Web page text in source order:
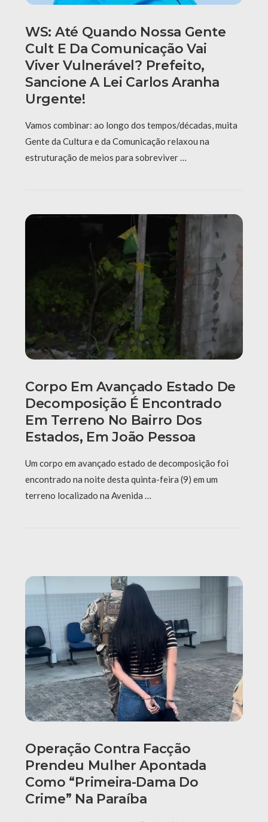
WS: Até Quando Nossa Gente
Cult E Da Comunicação Vai
Viver Vulnerável? Prefeito,
Sancione A Lei Carlos Aranha
Urgente!
Vamos combinar: ao longo dos tempos/décadas, muita
Gente da Cultura e da Comunicação relaxou na
estruturação de meios para sobreviver …
Corpo Em Avançado Estado De
Decomposição É Encontrado
Em Terreno No Bairro Dos
Estados, Em João Pessoa
Um corpo em avançado estado de decomposição foi
encontrado na noite desta quinta-feira (9) em um
terreno localizado na Avenida …
Operação Contra Facção
Prendeu Mulher Apontada
Como “primeira-Dama Do
Crime” Na Paraíba